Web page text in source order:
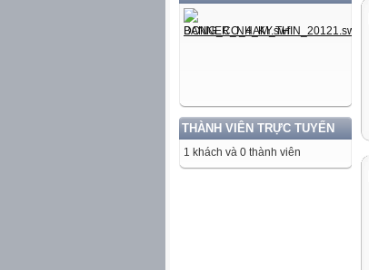
THÀNH VIÊN TRỰC TUYẾN
1 khách và 0 thành viên